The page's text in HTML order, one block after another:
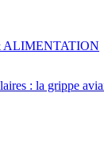
: la grippe
ALIMENTATION